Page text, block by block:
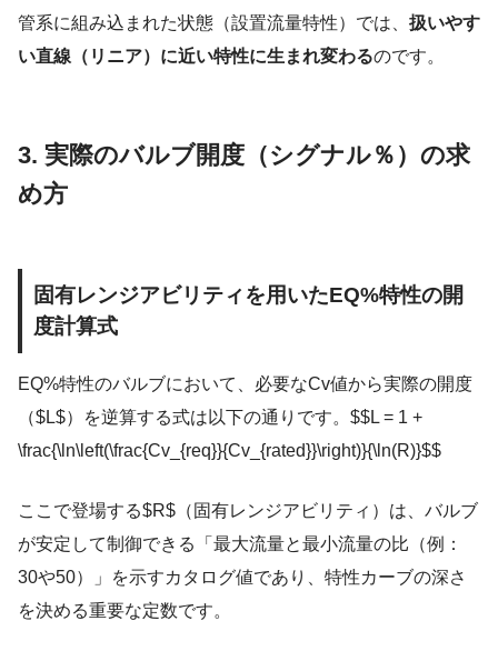
管系に組み込まれた状態（設置流量特性）では、 扱いやす
い直線（リニア）に近い特性に生まれ変わるのです。
3. 実際のバルブ開度（シグナル％）の求
め方
固有レンジアビリティを用いたEQ%特性の開
度計算式
EQ%特性のバルブにおいて、必要なCv値から実際の開度
（$L$）を逆算する式は以下の通りです。$$L = 1 +
\frac{\ln\left(\frac{Cv_{req}}{Cv_{rated}}\right)}{\ln(R)}$$
ここで登場する$R$（固有レンジアビリティ）は、バルブ
が安定して制御できる「最大流量と最小流量の比（例：
30や50）」を示すカタログ値であり、特性カーブの深さ
を決める重要な定数です。